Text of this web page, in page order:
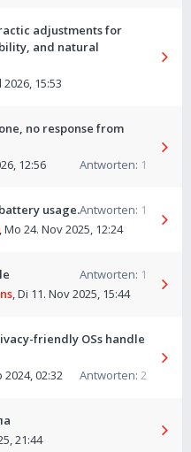
adjustments for
and natural
2026, 15:53
no response from
Antworten: 1
12:56
usage.Antworten: 1
,Mo 24. Nov 2025, 12:24
Antworten: 1
,Di 11. Nov 2025, 15:44
friendly OSs handle
Antworten: 2
2024, 02:32
21:44